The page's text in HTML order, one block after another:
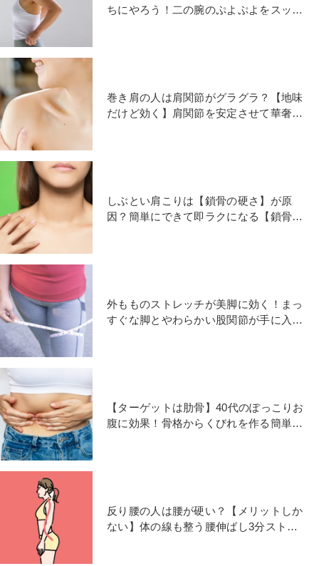
ちにやろう！二の腕のぷよぷよをスッキ
巻き肩の人は肩関節がグラグラ？【地味
だけど効く】肩関節を安定させて華奢肩
しぶとい肩こりは【鎖骨の硬さ】が原
因？簡単にできて即ラクになる【鎖骨・
外もものストレッチが美脚に効く！まっ
すぐな脚とやわらかい股関節が手に入る
【ターゲットは肋骨】40代のぽっこりお
腹に効果！骨格からくびれを作る簡単エ
反り腰の人は腰が硬い？【メリットしか
ない】体の線も整う腰伸ばし3分ストレ